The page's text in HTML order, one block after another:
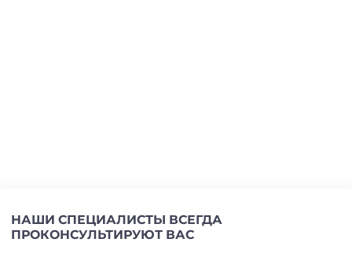
НАШИ СПЕЦИАЛИСТЫ ВСЕГДА
ПРОКОНСУЛЬТИРУЮТ ВАС